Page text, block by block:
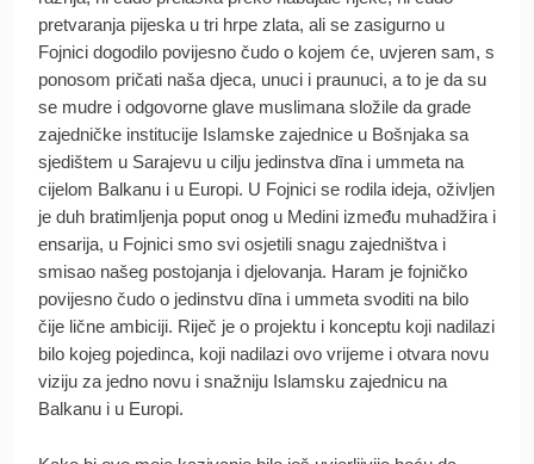
pretvaranja pijeska u tri hrpe zlata, ali se zasigurno u
Fojnici dogodilo povijesno čudo o kojem će, uvjeren sam, s
ponosom pričati naša djeca, unuci i praunuci, a to je da su
se mudre i odgovorne glave muslimana složile da grade
zajedničke institucije Islamske zajednice u Bošnjaka sa
sjedištem u Sarajevu u cilju jedinstva dīna i ummeta na
cijelom Balkanu i u Europi. U Fojnici se rodila ideja, oživljen
je duh bratimljenja poput onog u Medini između muhadžira i
ensarija, u Fojnici smo svi osjetili snagu zajedništva i
smisao našeg postojanja i djelovanja. Haram je fojničko
povijesno čudo o jedinstvu dīna i ummeta svoditi na bilo
čije lične ambiciji. Riječ je o projektu i konceptu koji nadilazi
bilo kojeg pojedinca, koji nadilazi ovo vrijeme i otvara novu
viziju za jedno novu i snažniju Islamsku zajednicu na
Balkanu i u Europi.